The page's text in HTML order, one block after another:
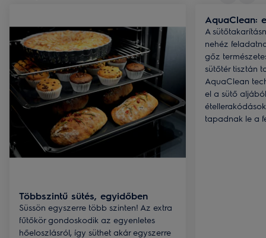
Többszintű sütés, egyidőben
Süssön egyszerre több szinten! Az extra
fűtőkör gondoskodik az egyenletes
hőeloszlásról, így süthet akár egyszerre
AquaClean:
A
nehéz
gőz
sütőtér tisztán
AquaClean
el a sütő
tapadnak le a